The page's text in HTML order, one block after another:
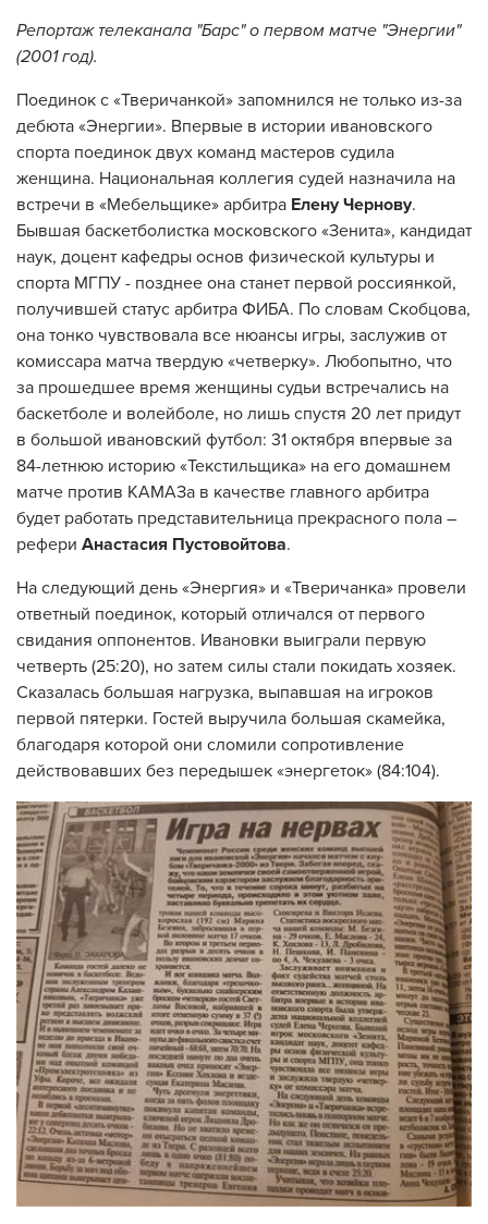
Репортаж телеканала "Барс" о первом матче "Энергии"
(2001 год).
Поединок с «Тверичанкой» запомнился не только из-за
дебюта «Энергии». Впервые в истории ивановского
спорта поединок двух команд мастеров судила
женщина. Национальная коллегия судей назначила на
встречи в «Мебельщике» арбитра Елену Чернову.
Бывшая баскетболистка московского «Зенита», кандидат
наук, доцент кафедры основ физической культуры и
спорта МГПУ - позднее она станет первой россиянкой,
получившей статус арбитра ФИБА. По словам Скобцова,
она тонко чувствовала все нюансы игры, заслужив от
комиссара матча твердую «четверку». Любопытно, что
за прошедшее время женщины судьи встречались на
баскетболе и волейболе, но лишь спустя 20 лет придут
в большой ивановский футбол: 31 октября впервые за
84-летнюю историю «Текстильщика» на его домашнем
матче против КАМАЗа в качестве главного арбитра
будет работать представительница прекрасного пола –
рефери Анастасия Пустовойтова.
На следующий день «Энергия» и «Тверичанка» провели
ответный поединок, который отличался от первого
свидания оппонентов. Ивановки выиграли первую
четверть (25:20), но затем силы стали покидать хозяек.
Сказалась большая нагрузка, выпавшая на игроков
первой пятерки. Гостей выручила большая скамейка,
благодаря которой они сломили сопротивление
действовавших без передышек «энергеток» (84:104).